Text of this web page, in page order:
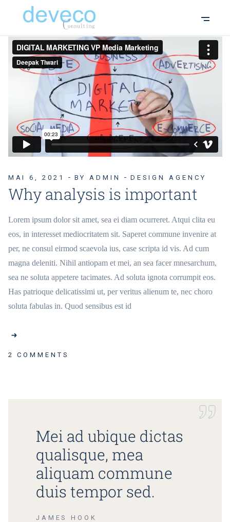
MAI 6, 2021 BY ADMIN DESIGN AGENCY
Why analysis is important
Lorem ipsum dolor sit amet, sea ei diam ocurreret. Atqui clita eu
eos, in interesset mediocritatem sit. Saperet commune invenire at
per, ne consul eirmod scaevola ius, case scripta id vis. Ad cum
magna deleniti. Nihil antiopam et mei, an sea facer mnesarchum,
sea ne soluta appetere tacimates. Ad soluta ignota corrumpit eos.
Has patrioque delicatissimi ut, per veritus alienum te, nec choro
soluta fabulas in. Quod sensibus est id
2 COMMENTS
Mei ad ubique dictas
qualisque, mea
aliquam commune
duis tempor sed.
JAMES HOOK